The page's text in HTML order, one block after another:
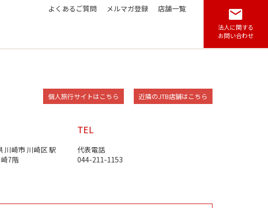
よくあるご質問 メルマガ登録 店舗一覧
法人に関する
お問い合わせ
個人旅行サイトはこちら Link Opens in New Tab
近隣のJTB店舗はこちら
川崎市 川崎区駅
7階
TEL
代表電話
044-211-1153